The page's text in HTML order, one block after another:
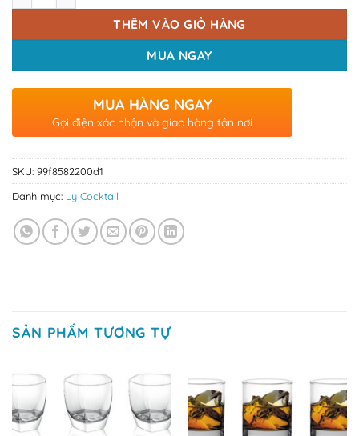
THÊM VÀO GIỎ HÀNG
MUA NGAY
MUA HÀNG NGAY
Gọi điện xác nhận và giao hàng tận nơi
SKU: 99f8582200d1
Danh mục: Ly Cocktail
SẢN PHẨM TƯƠNG TỰ